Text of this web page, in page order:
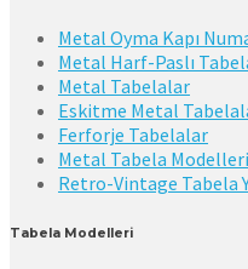
Metal Oyma Kapı
Metal Harf-Paslı
Metal Tabelalar
Eskitme Metal
Ferforje Tabelalar
Metal Tabela
Retro-Vintage Tabela
Tabela Modelleri